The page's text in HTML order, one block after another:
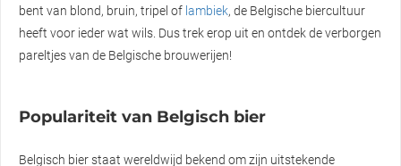
bent van blond, bruin, tripel of lambiek, de Belgische biercultuur
heeft voor ieder wat wils. Dus trek erop uit en ontdek de verborgen
pareltjes van de Belgische brouwerijen!
Populariteit van Belgisch bier
Belgisch bier staat wereldwijd bekend om zijn uitstekende